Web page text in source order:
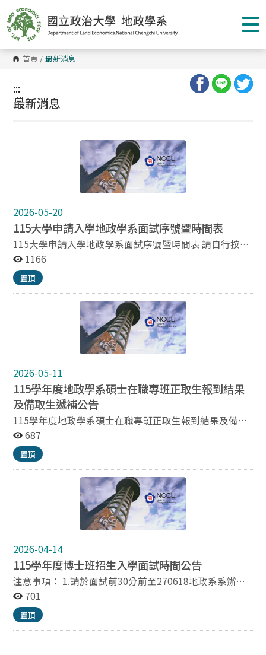
到
主
要
內
容
區 首頁 / 最新消息
:::
:::
最新消息
2026-05-20
115大學申請入學地政學系面試序號暨時間表
115大學申請入學地政學系面試序號暨時間表 請自行按報
考組別下載附件： 115大學申請入學地政學系面試序號暨
時間表-土地資源規劃組 115大學申請入學地政學系面試
序號暨時間表-土地管理組 115大學申請入學地政學系面
試序號暨時間表-土地測量與資訊組
1166
置頂
2026-05-11
115學年度地政學系碩士在職專班正取生報到結果
及備取生遞補公告
115學年度地政學系碩士在職專班正取生報到結果及備取
生遞補公告 115學年度地政學系碩士在職專班正取生已全
數報到及驗證完畢，如因特殊事由欲放棄錄取資格，請下
載並填妥聲明書並親簽後，於115年8月25日前(遇假日則
順延;郵戳為憑)掛號郵寄或親送至「116台北市文山區指
南路2段64號地政學系碩士在職專班辦公室收」，信封上
請註明「放棄地政學系碩士在職專班錄取資格」。 本校
辦理備取生遞補作業截止日為115年8月31日（遇假日則
順延），倘正取生因故放棄而產生缺額，本專班將以電話
遞補，不另網路公告。 各備取生報到遞補狀況如下表所
示： 錄取別 /名次 准考證號碼 姓名 報到狀態 遞補狀態 備
取1 A2310019 王○雯 已報到 待遞補 備取2 A2310030 謝
○霖 未報到 無法遞補 備取3 A2310033 李○妍 已報到 待
遞補
687
置頂
2026-04-14
115學年度博士班招生入學面試時間公告
注意事項： 1.請於面試前30分前至270618地政系系辦公
室報到。 2.請攜帶有照片之身分證明文件應考，如身分
證、健保卡、駕照報到。 3.試時間為10分鐘，前3分鐘自
我介紹及研究計畫報告。 ◎第8分鐘按鈴1聲，剩於2分
鐘，繼續回答。 ◎第9分鐘按鈴2聲，剩於1分鐘，最終提
701
置頂